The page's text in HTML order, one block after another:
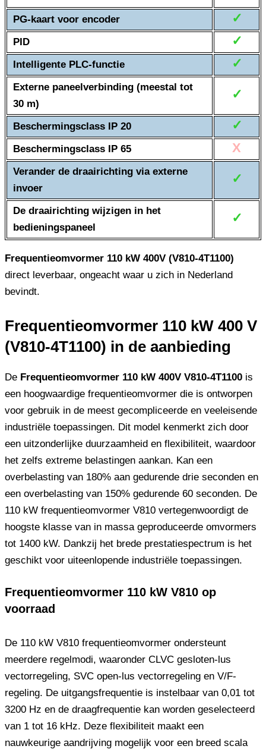
PG-kaart voor encoder ✓
PID ✓
Intelligente PLC-functie ✓
Externe paneelverbinding (meestal tot
30 m)
✓
Beschermingsclass IP 20 ✓
Beschermingsclass IP 65 X
Verander de draairichting via externe
invoer
✓
De draairichting wijzigen in het
bedieningspaneel
✓
Frequentieomvormer 110 kW 400V (V810-4T1100)
direct leverbaar, ongeacht waar u zich in Nederland
bevindt.
Frequentieomvormer 110 kW 400 V
(V810-4T1100) in de aanbieding
De Frequentieomvormer 110 kW 400V V810-4T1100 is
een hoogwaardige frequentieomvormer die is ontworpen
voor gebruik in de meest gecompliceerde en veeleisende
industriële toepassingen. Dit model kenmerkt zich door
een uitzonderlijke duurzaamheid en flexibiliteit, waardoor
het zelfs extreme belastingen aankan. Kan een
overbelasting van 180% aan gedurende drie seconden en
een overbelasting van 150% gedurende 60 seconden. De
110 kW frequentieomvormer V810 vertegenwoordigt de
hoogste klasse van in massa geproduceerde omvormers
tot 1400 kW. Dankzij het brede prestatiespectrum is het
geschikt voor uiteenlopende industriële toepassingen.
Frequentieomvormer 110 kW V810 op
voorraad
De 110 kW V810 frequentieomvormer ondersteunt
meerdere regelmodi, waaronder CLVC gesloten-lus
vectorregeling, SVC open-lus vectorregeling en V/F-
regeling. De uitgangsfrequentie is instelbaar van 0,01 tot
3200 Hz en de draagfrequentie kan worden geselecteerd
van 1 tot 16 kHz. Deze flexibiliteit maakt een
nauwkeurige aandrijving mogelijk voor een breed scala